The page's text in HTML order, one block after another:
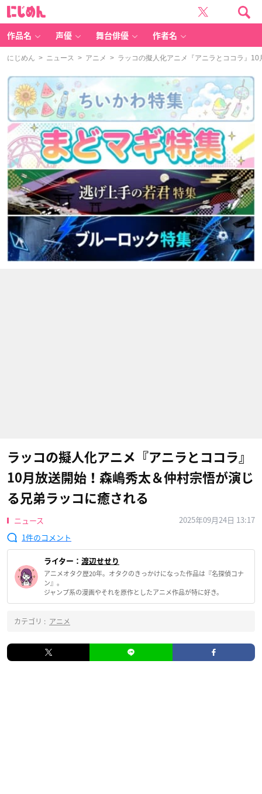
作品名 声優 舞台俳優 作者名
にじめん > ニュース > アニメ > ラッコの擬人化アニメ『アニラとココラ』
ラッコの擬人化アニメ『アニラとココラ』
10月放送開始！森嶋秀太＆仲村宗悟が演じ
る兄弟ラッコに癒される
ニュース
2025年09月24日 13:17
1
ライター： 渡辺せせり
アニメオタク歴20年。オタクのきっかけになった作品は『名探偵コナ
ン』。
ジャンプ系の漫画やそれを原作としたアニメ作品が特に好き。
カテゴリ : アニメ